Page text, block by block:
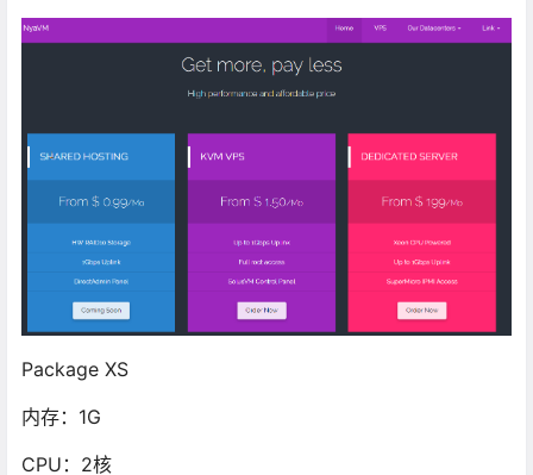
Package XS
内存：1G
CPU：2核